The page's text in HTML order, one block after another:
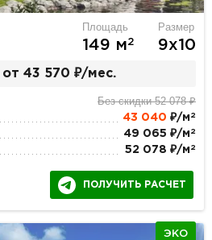
Площадь
149 м2
Размер
9х10
от 43 570 ₽/мес.
Без скидки 52 078 ₽
43 040 ₽/м 2
49 065 ₽/м 2
52 078 ₽/м 2
ПОЛУЧИТЬ РАСЧЕТ
ЭКО